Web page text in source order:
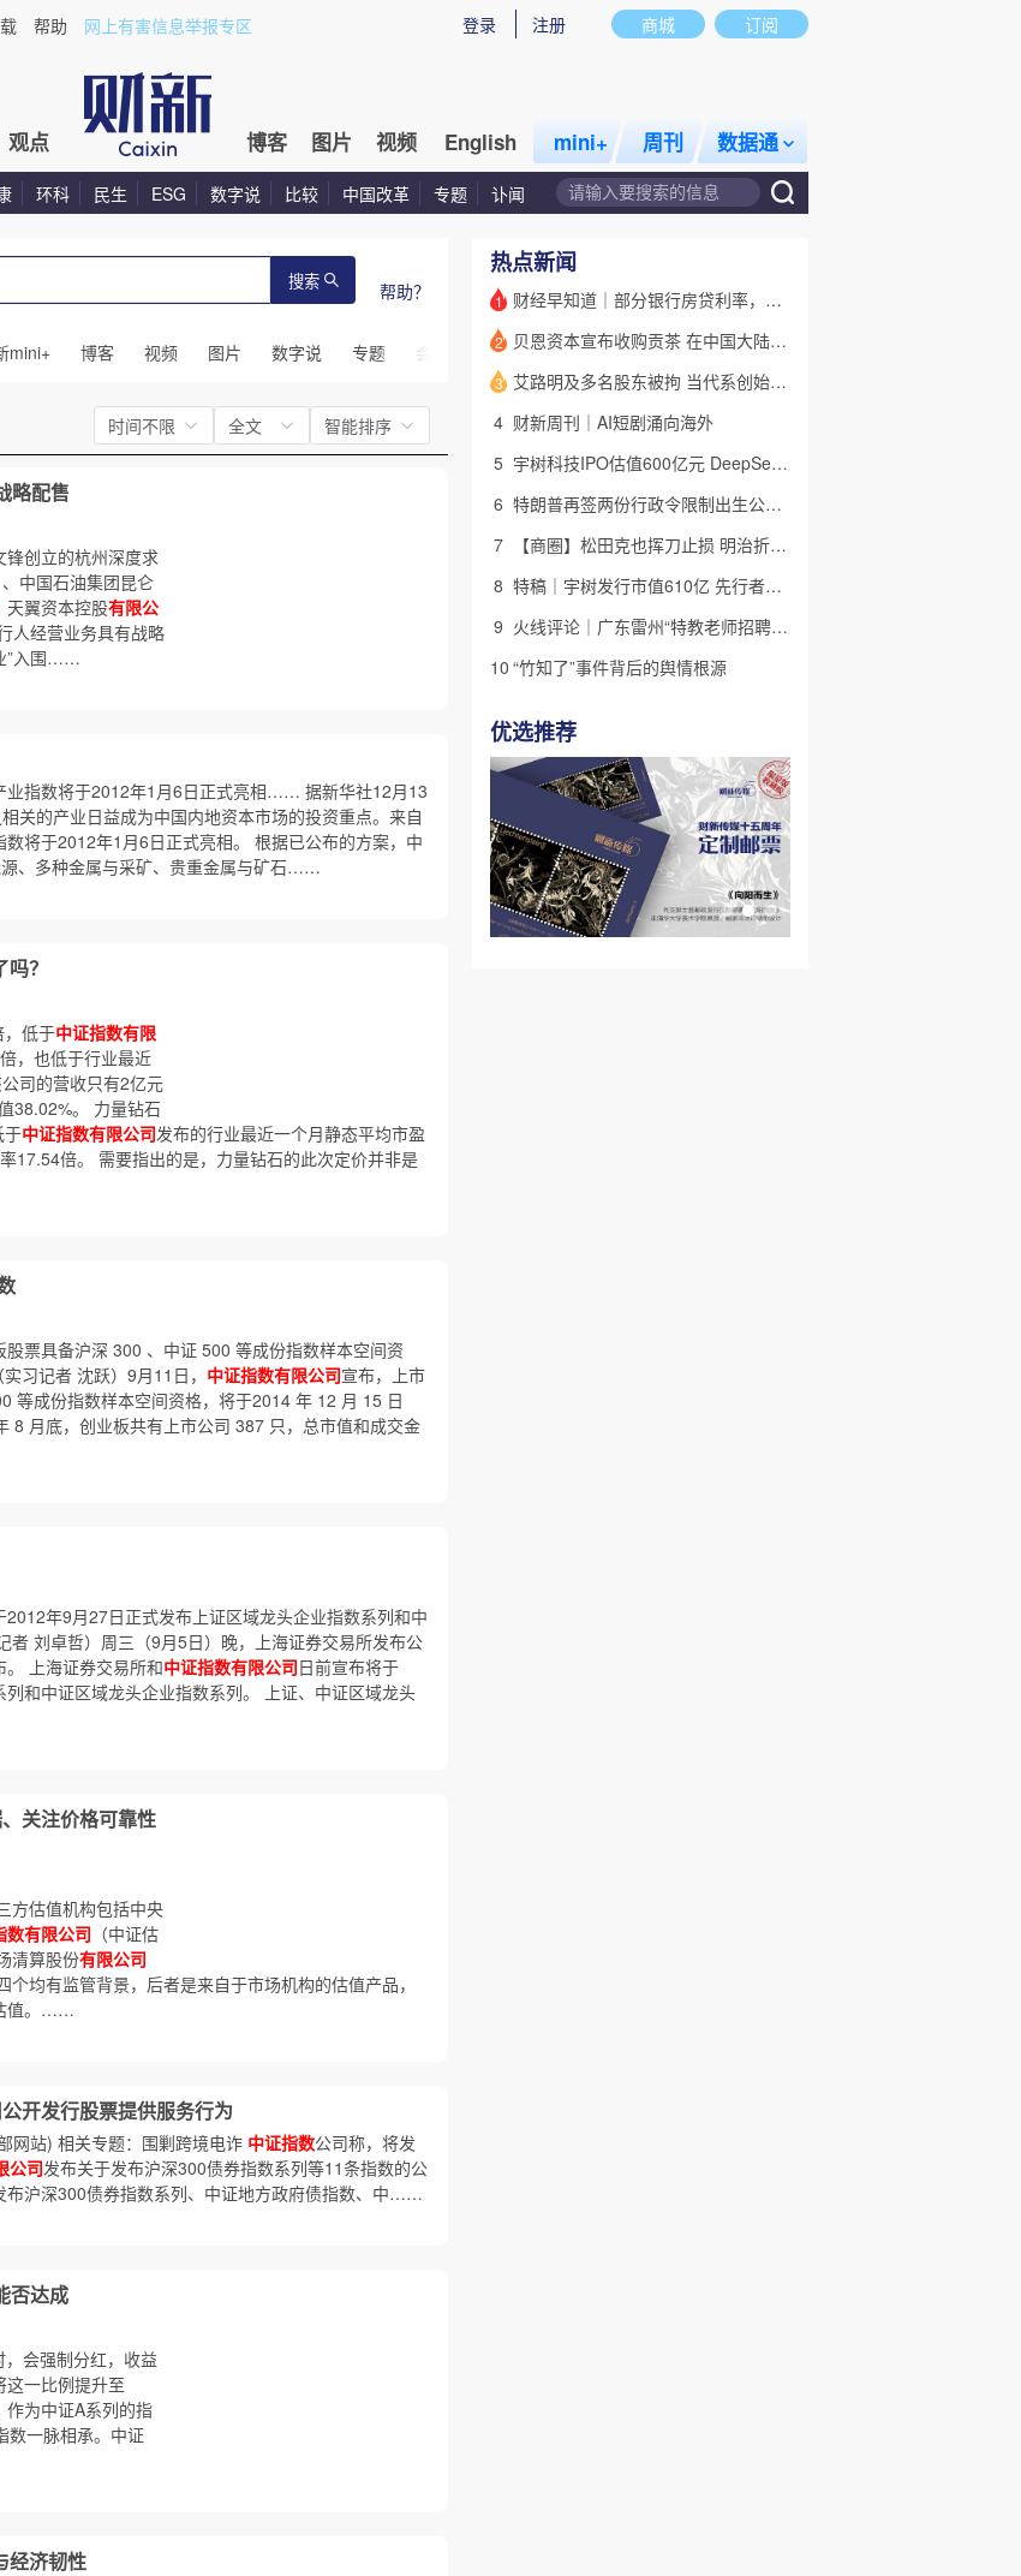
商城 订阅
登录 注册
帮助 网上有害信息举报专区
观点 博客 图片 视频 English mini+ 周刊 数据通
环科 民生 ESG 数字说 比较 中国改革 专题 讣闻
搜索 帮助？
mini+ 博客 视频 图片 数字说 专题 会议 话题 特别呈现 私房课
时间不限 全文 智能排序
略配售
创立的杭州深度求
、中国石油集团昆仑
天翼资本控股有限公
人经营业务具有战略
”入围……
业指数将于2012年1月6日正式亮相…… 据新华社12月13
关的产业日益成为中国内地资本市场的投资重点。来自
将于2012年1月6日正式亮相。 根据已公布的方案，中
、多种金属与采矿、贵重金属与矿石……
？
低于中证指数有限
，也低于行业最近
司的营收只有2亿元
38.02%。 力量钻石
于中证指数有限公司发布的行业最近一个月静态平均市盈
17.54倍。 需要指出的是，力量钻石的此次定价并非是
票具备沪深 300 、中证 500 等成份指数样本空间资
习记者 沈跃）9月11日， 中证指数有限公司宣布，上市
等成份指数样本空间资格，将于2014 年 12 月 15 日
8 月底，创业板共有上市公司 387 只，总市值和成交金
2012年9月27日正式发布上证区域龙头企业指数系列和中
刘卓哲）周三（9月5日）晚，上海证券交易所发布公
上海证券交易所和中证指数有限公司日前宣布将于
和中证区域龙头企业指数系列。 上证、中证区域龙头
关注价格可靠性
方估值机构包括中央
数有限公司 （中证估
清算股份有限公司
个均有监管背景，后者是来自于市场机构的估值产品，
值。……
开发行股票提供服务行为
网站) 相关专题：围剿跨境电诈 中证指数公司称，将发
公司发布关于发布沪深300债券指数系列等11条指数的公
布沪深300债券指数系列、中证地方政府债指数、中……
否达成
会强制分红，收益
一比例提升至
为中证A系列的指
数一脉相承。中证
经济韧性
热点新闻
1 财经早知道｜部分银行房贷利率，降至“2字头
2 贝恩资本宣布收购贡茶 在中国大陆无法注册商标后退出市场
3
艾路明及多名股东被拘 当代系创始人因何此时被清算
4 财新周刊｜AI短剧涌向海外
5
宇树科技IPO估值600亿元 DeepSeek参与战略配售
6
特朗普再签两份行政令限制出生公民权 意图打击生育旅游产业
7
【商圈】松田克也挥刀止损 明治折戟中国乳业
8
特稿｜宇树发行市值610亿 先行者的加速和考验
9
火线评论｜广东雷州“特教老师招聘违规”很雷，仍有诸多疑点
10 “竹知了”事件背后的舆情根源
优选推荐